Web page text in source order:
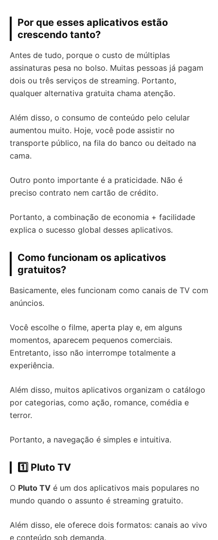
Por que esses aplicativos estão
crescendo tanto?
Antes de tudo, porque o custo de múltiplas
assinaturas pesa no bolso. Muitas pessoas já pagam
dois ou três serviços de streaming. Portanto,
qualquer alternativa gratuita chama atenção.
Além disso, o consumo de conteúdo pelo celular
aumentou muito. Hoje, você pode assistir no
transporte público, na fila do banco ou deitado na
cama.
Outro ponto importante é a praticidade. Não é
preciso contrato nem cartão de crédito.
Portanto, a combinação de economia + facilidade
explica o sucesso global desses aplicativos.
Como funcionam os aplicativos
gratuitos?
Basicamente, eles funcionam como canais de TV com
anúncios.
Você escolhe o filme, aperta play e, em alguns
momentos, aparecem pequenos comerciais.
Entretanto, isso não interrompe totalmente a
experiência.
Além disso, muitos aplicativos organizam o catálogo
por categorias, como ação, romance, comédia e
terror.
Portanto, a navegação é simples e intuitiva.
1️⃣ Pluto TV
O Pluto TV é um dos aplicativos mais populares no
mundo quando o assunto é streaming gratuito.
Além disso, ele oferece dois formatos: canais ao vivo
e conteúdo sob demanda.